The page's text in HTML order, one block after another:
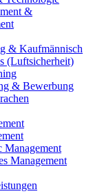
&
& Kaufmännisch
(Luftsicherheit)
& Bewerbung
Management